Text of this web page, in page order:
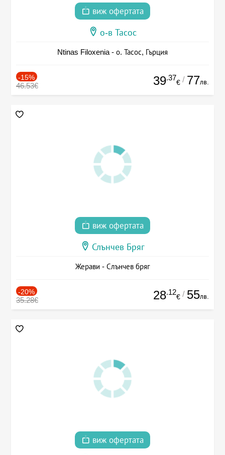
виж офертата
о-в Тасос
Ntinas Filoxenia - о. Тасос, Гърция
-15%
46.53€ 39.37
€ / 77лв.
виж офертата
Слънчев Бряг
Жерави - Слънчев бряг
-20%
35.28€ 28.12
€ / 55лв.
виж офертата